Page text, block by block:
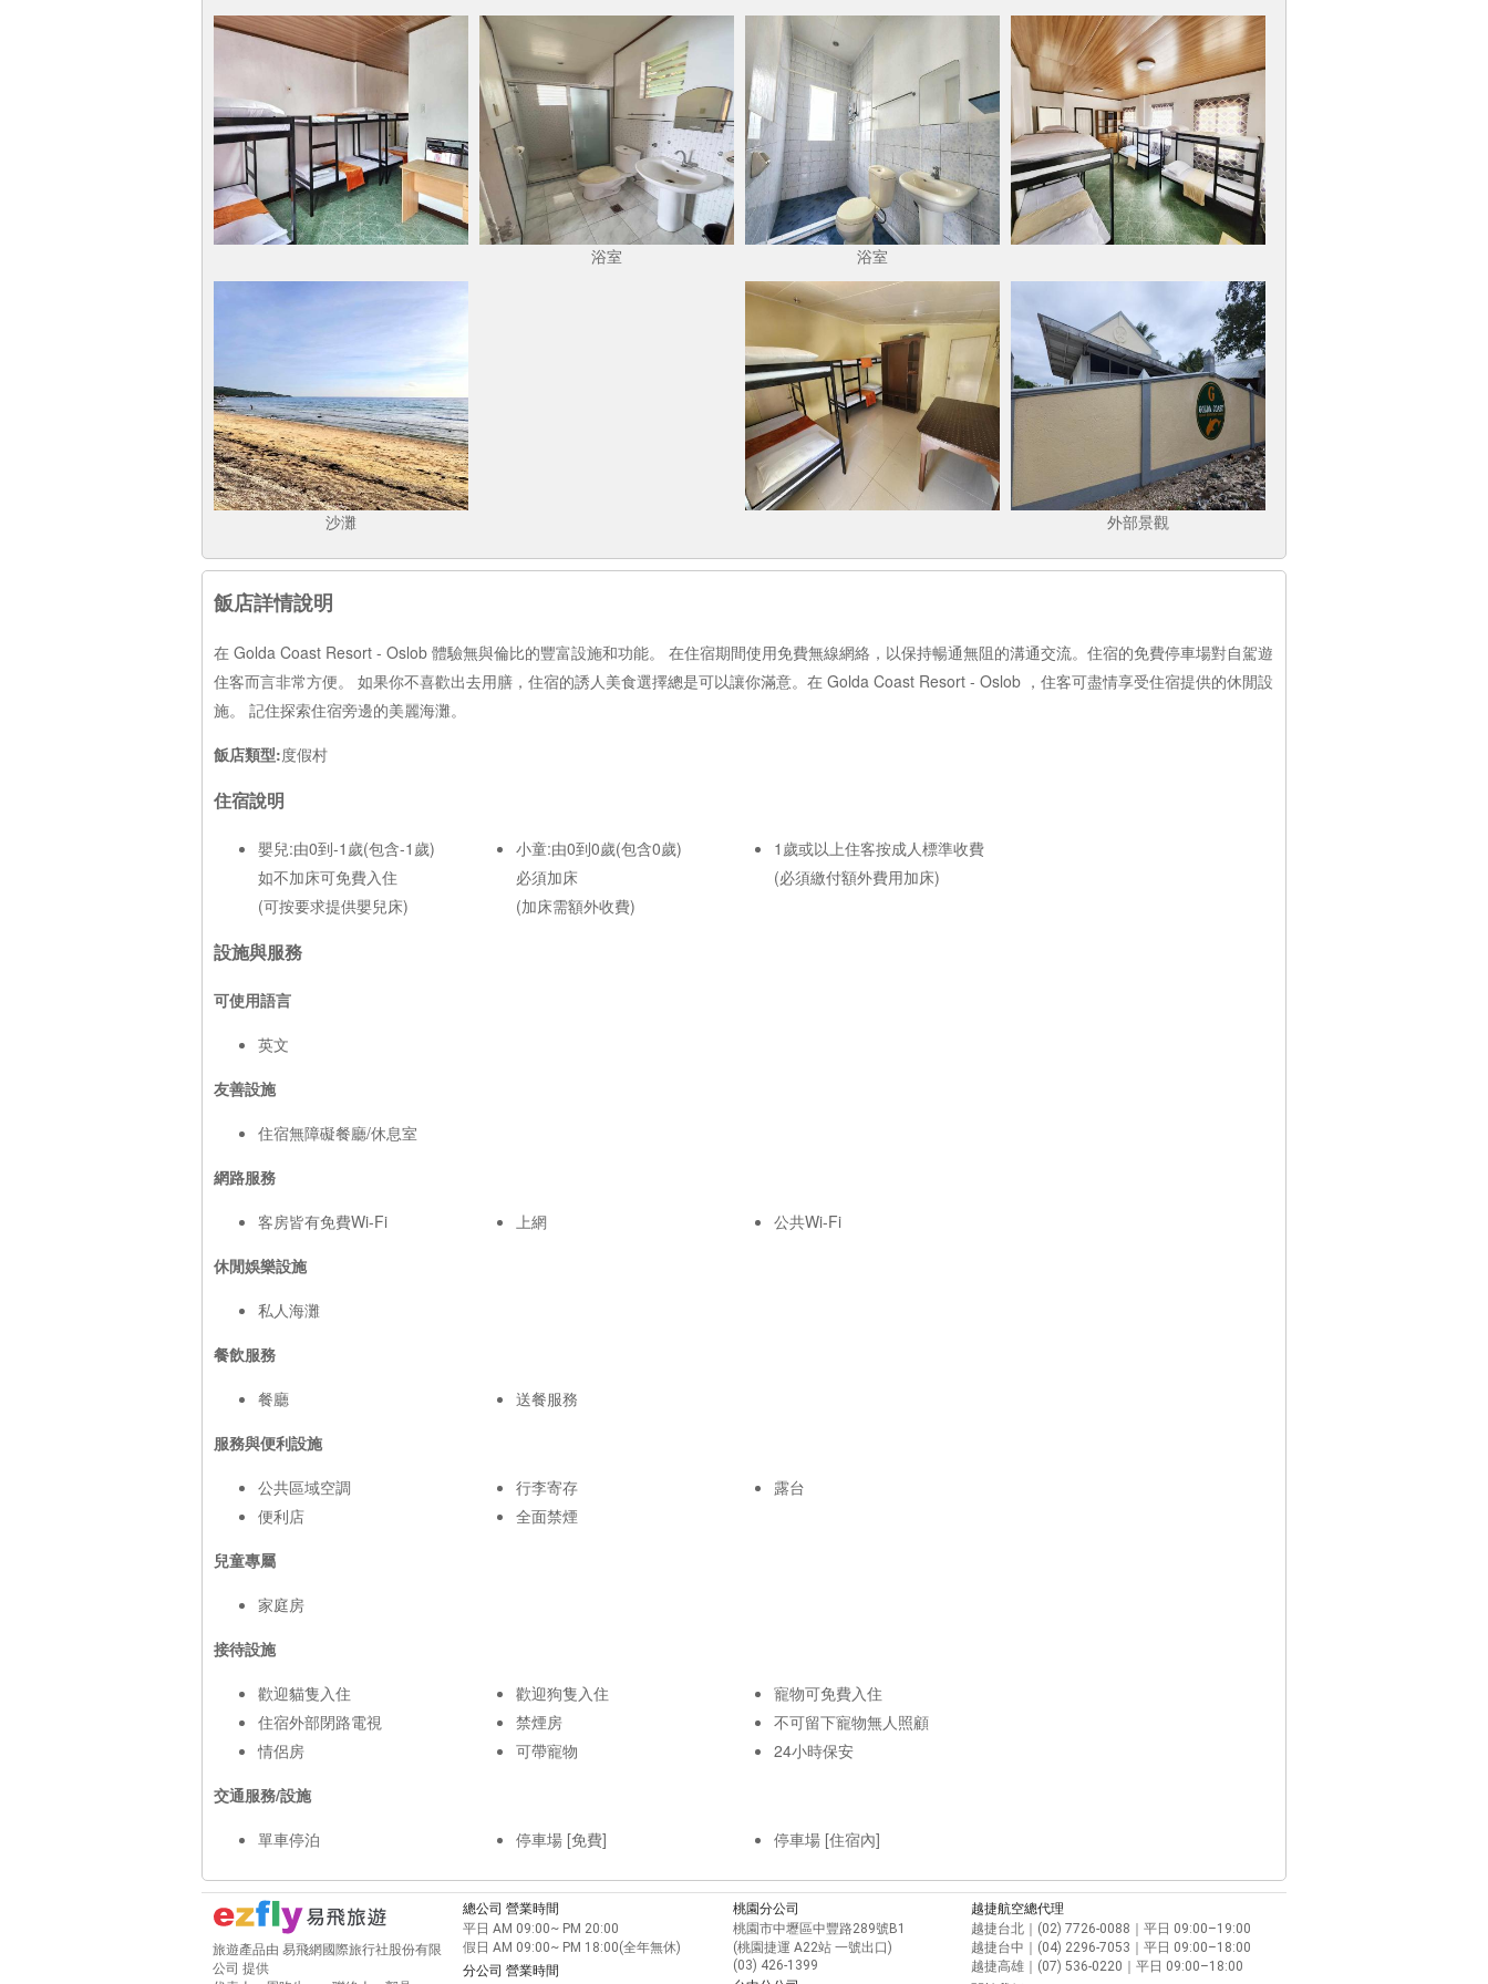
浴室 浴室
沙灘 外部景觀
飯店詳情說明
在 Golda Coast Resort - Oslob 體驗無與倫比的豐富設施和功能。 在住宿期間使用免費無線網絡，以保持暢通無阻的溝通交流。住宿的免費停車場對自駕遊
住客而言非常方便。 如果你不喜歡出去用膳，住宿的誘人美食選擇總是可以讓你滿意。在 Golda Coast Resort - Oslob ，住客可盡情享受住宿提供的休閒設
施。 記住探索住宿旁邊的美麗海灘。
飯店類型:度假村
住宿說明
嬰兒:由0到-1歲(包含-1歲)
如不加床可免費入住
(可按要求提供嬰兒床)
小童:由0到0歲(包含0歲)
必須加床
(加床需額外收費)
1歲或以上住客按成人標準收費
(必須繳付額外費用加床)
設施與服務
可使用語言
英文
友善設施
住宿無障礙餐廳/休息室
網路服務
客房皆有免費Wi-Fi
上網
公共Wi-Fi
休閒娛樂設施
私人海灘
餐飲服務
餐廳
送餐服務
服務與便利設施
公共區域空調
便利店
行李寄存
全面禁煙
露台
兒童專屬
家庭房
接待設施
歡迎貓隻入住
住宿外部閉路電視
情侶房
歡迎狗隻入住
禁煙房
可帶寵物
寵物可免費入住
不可留下寵物無人照顧
24小時保安
交通服務/設施
單車停泊
停車場 [免費] 停車場 [住宿內]